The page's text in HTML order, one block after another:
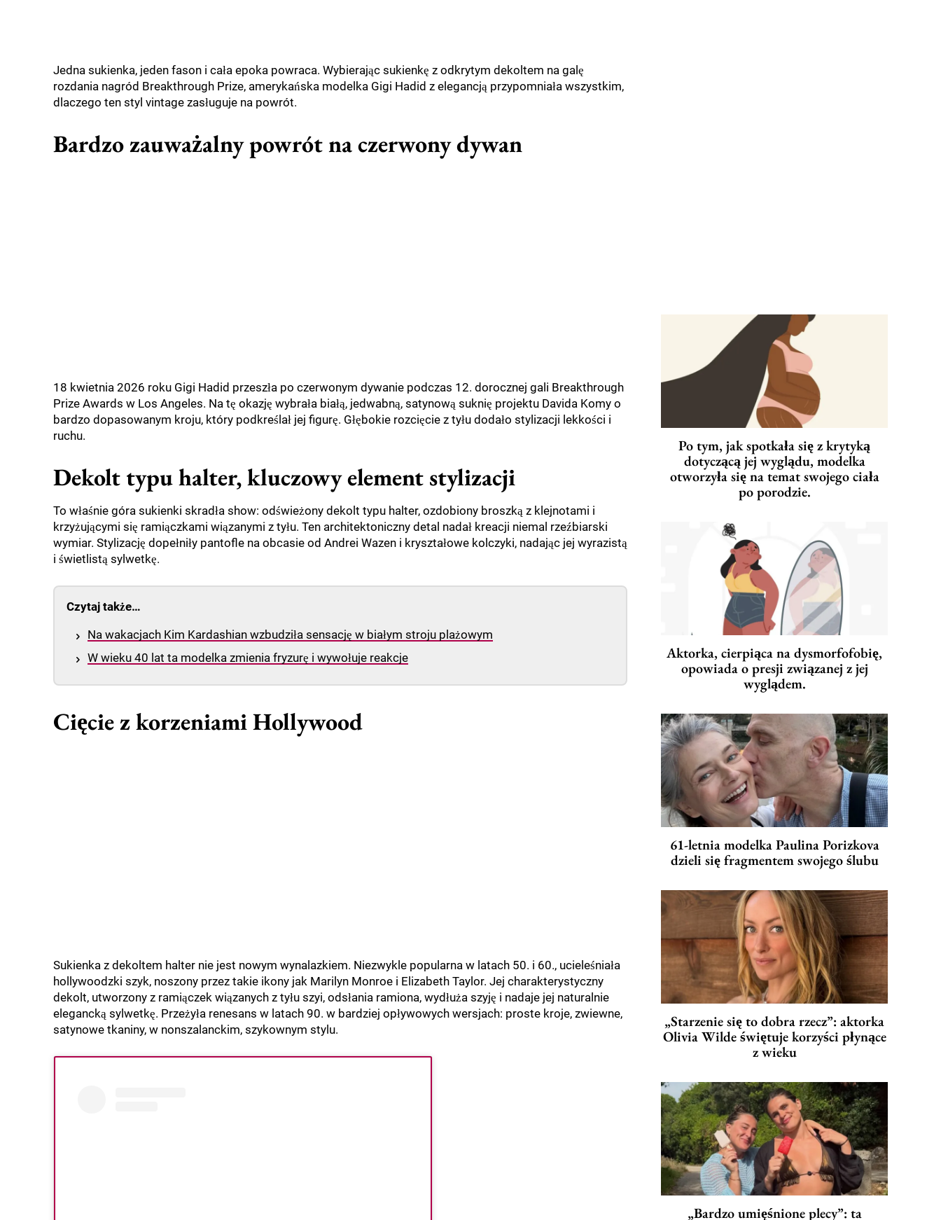
Jedna sukienka, jeden fason i cała epoka powraca. Wybierając sukienkę z odkrytym dekoltem na galę
rozdania nagród Breakthrough Prize, amerykańska modelka Gigi Hadid z elegancją przypomniała wszystkim,
dlaczego ten styl vintage zasługuje na powrót.
Bardzo zauważalny powrót na czerwony dywan
18 kwietnia 2026 roku Gigi Hadid przeszła po czerwonym dywanie podczas 12. dorocznej gali Breakthrough
Prize Awards w Los Angeles. Na tę okazję wybrała białą, jedwabną, satynową suknię projektu Davida Komy o
bardzo dopasowanym kroju, który podkreślał jej figurę. Głębokie rozcięcie z tyłu dodało stylizacji lekkości i
ruchu.
Dekolt typu halter, kluczowy element stylizacji
To właśnie góra sukienki skradła show: odświeżony dekolt typu halter, ozdobiony broszką z klejnotami i
krzyżującymi się ramiączkami wiązanymi z tyłu. Ten architektoniczny detal nadał kreacji niemal rzeźbiarski
wymiar. Stylizację dopełniły pantofle na obcasie od Andrei Wazen i kryształowe kolczyki, nadając jej wyrazistą
i świetlistą sylwetkę.
Czytaj także…
Na wakacjach Kim Kardashian wzbudziła sensację w białym stroju plażowym
W wieku 40 lat ta modelka zmienia fryzurę i wywołuje reakcje
Cięcie z korzeniami Hollywood
Sukienka z dekoltem halter nie jest nowym wynalazkiem. Niezwykle popularna w latach 50. i 60., ucieleśniała
hollywoodzki szyk, noszony przez takie ikony jak Marilyn Monroe i Elizabeth Taylor. Jej charakterystyczny
dekolt, utworzony z ramiączek wiązanych z tyłu szyi, odsłania ramiona, wydłuża szyję i nadaje jej naturalnie
elegancką sylwetkę. Przeżyła renesans w latach 90. w bardziej opływowych wersjach: proste kroje, zwiewne,
satynowe tkaniny, w nonszalanckim, szykownym stylu.
Po tym, jak spotkała się z krytyką
dotyczącą jej wyglądu, modelka
otworzyła się na temat swojego ciała
po porodzie.
Aktorka, cierpiąca na dysmorfofobię,
opowiada o presji związanej z jej
wyglądem.
61-letnia modelka Paulina Porizkova
dzieli się fragmentem swojego ślubu
„Starzenie się to dobra rzecz”: aktorka
Olivia Wilde świętuje korzyści płynące
z wieku
„Bardzo umięśnione plecy”: ta